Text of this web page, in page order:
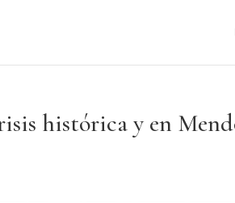
histórica y en